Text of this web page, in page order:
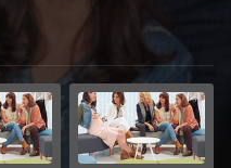
Ver